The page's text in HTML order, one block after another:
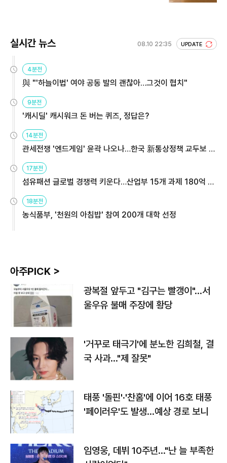
실시간 뉴스 08.10 22:35 UPDATE
4분전
與 "'하늘이법' 여야 공동 발의 괜찮아…그것이 협치"
9분전
'캐시딜' 캐시워크 돈 버는 퀴즈, 정답은?
14분전
관세전쟁 '엔드게임' 윤곽 나오나…한국 新통상정책 교두보 활
용해야
17분전
섬유패션 글로벌 경쟁력 키운다…산업부 15개 과제 180억 지
원
18분전
농식품부, '천원의 아침밥' 참여 200개 대학 선정
아주PICK >
광복절 앞두고 "김구는 빨갱이"…서
울우유 불매 주장에 황당
'거꾸로 태극기'에 분노한 김희철, 결
국 사과…"제 잘못"
태풍 '돌핀'·'찬홈'에 이어 16호 태풍
'페이러우'도 발생…예상 경로 보니
임영웅, 데뷔 10주년…"난 늘 부족한